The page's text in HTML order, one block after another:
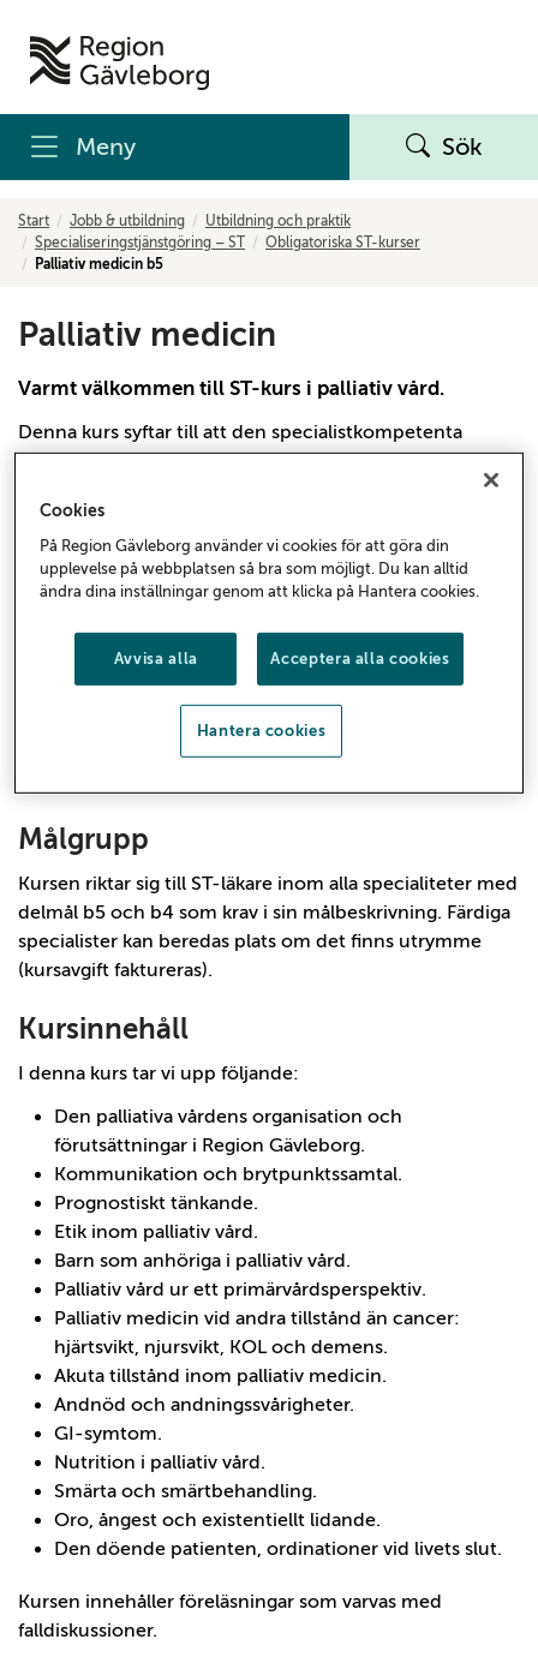
Meny Sök
Start Jobb & utbildning
Utbildning och praktik
Specialiseringstjänstgöring – ST
Obligatoriska ST-kurser
Palliativ medicin b5
Palliativ medicin
Varmt välkommen till ST-kurs i palliativ vård.
Denna kurs syftar till att den specialistkompetenta
läkaren ska:
Kunna identifiera behov av och initiera palliativ vård
Kunna genomföra brytpunktssamtal med patienter
och närstående.
symtomlindring med beaktande av fysiska, psykiska,
Målgrupp
Kursen riktar sig till ST-läkare inom alla specialiteter med
delmål b5 och b4 som krav i sin målbeskrivning. Färdiga
specialister kan beredas plats om det finns utrymme
(kursavgift faktureras).
Kursinnehåll
I denna kurs tar vi upp följande:
Den palliativa vårdens organisation och
förutsättningar i Region Gävleborg.
Kommunikation och brytpunktssamtal.
Prognostiskt tänkande.
Etik inom palliativ vård.
Barn som anhöriga i palliativ vård.
Palliativ vård ur ett primärvårdsperspektiv.
Palliativ medicin vid andra tillstånd än cancer:
hjärtsvikt, njursvikt, KOL och demens.
Akuta tillstånd inom palliativ medicin.
Andnöd och andningssvårigheter.
GI-symtom.
Nutrition i palliativ vård.
Smärta och smärtbehandling.
Oro, ångest och existentiellt lidande.
Den döende patienten, ordinationer vid livets slut.
Kursen innehåller föreläsningar som varvas med
falldiskussioner.
Cookies
På Region Gävleborg använder vi cookies för att göra din
upplevelse på webbplatsen så bra som möjligt. Du kan alltid
ändra dina inställningar genom att klicka på Hantera cookies.
Avvisa alla Acceptera alla cookies
Hantera cookies